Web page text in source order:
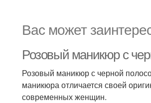
Вас может
Розовый маникюр с
Розовый маникюр с черной
маникюра отличается своей
современных женщин.